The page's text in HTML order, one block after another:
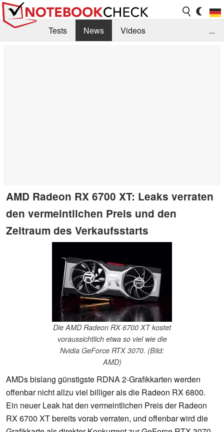
Tests News
Videos
...
AMD Radeon RX 6700 XT: Leaks verraten
den vermeintlichen Preis und den
Zeitraum des Verkaufsstarts
Die AMD Radeon RX 6700 XT kostet
voraussichtlich etwa so viel wie die
Nvidia GeForce RTX 3070. (Bild:
AMD)
AMDs bislang günstigste RDNA 2-Grafikkarten werden
offenbar nicht allzu viel billiger als die Radeon RX 6800.
Ein neuer Leak hat den vermeintlichen Preis der Radeon
RX 6700 XT bereits vorab verraten, und offenbar wird die